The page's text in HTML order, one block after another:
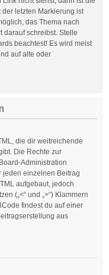
letzten Markierung ist
das Thema nach
darauf schreibst. Stelle
beachtest! Es wird meist
auf alte oder
die dir weitreichende
Die Rechte zur
Administration
jeden einzelnen Beitrag
aufgebaut, jedoch
(„<“ und „>“) Klammern
findest du auf einer
aus